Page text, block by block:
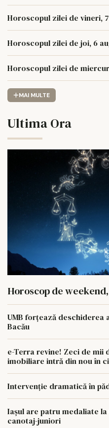
Horoscopul zilei de vineri,
Horoscopul zilei de joi, 6
Horoscopul zilei de
MAI MULTE
Ultima Ora
Horoscop de
UMB forțează deschiderea
Bacău
e-Terra revine! Zeci de mii
imobiliare intră din nou în
Intervenție dramatică în
Iaşul are patru medaliate
canotaj-juniori